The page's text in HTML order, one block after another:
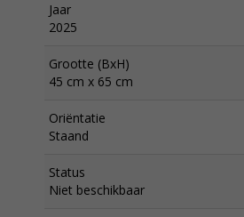
Jaar
2025
Grootte (BxH)
45 cm x 65 cm
Oriëntatie
Staand
Status
Niet beschikbaar